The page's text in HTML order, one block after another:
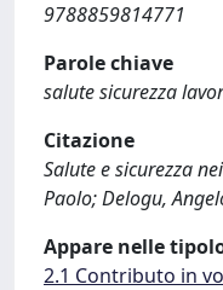
9788859814771
Parole chiave
salute sicurezza
Citazione
Salute e sicurezza
Paolo; Delogu,
Appare nelle
2.1 Contributo in